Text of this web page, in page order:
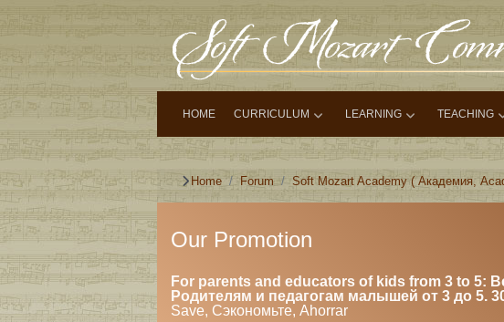
HOME CURRICULUM LEARNING TEACHING
Home Forum Soft Mozart Academy ( Академия,
Our Promotion
For parents and educators of kids from 3 to 5:
Родителям и педагогам малышей от 3 до 5.
Save, Сэкономьте, Ahorrar